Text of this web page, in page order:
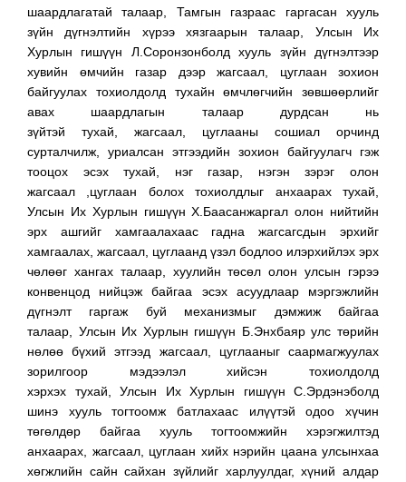
шаардлагатай талаар, Тамгын газраас гаргасан хууль
зүйн дүгнэлтийн хүрээ хязгаарын талаар, Улсын Их
Хурлын гишүүн Л.Соронзонболд хууль зүйн дүгнэлтээр
хувийн өмчийн газар дээр жагсаал, цуглаан зохион
байгуулах тохиолдолд тухайн өмчлөгчийн зөвшөөрлийг
авах шаардлагын талаар дурдсан нь
зүйтэй тухай, жагсаал, цуглааны сошиал орчинд
сурталчилж, уриалсан этгээдийн зохион байгуулагч гэж
тооцох эсэх тухай, нэг газар, нэгэн зэрэг олон
жагсаал ,цуглаан болох тохиолдлыг анхаарах тухай,
Улсын Их Хурлын гишүүн Х.Баасанжаргал олон нийтийн
эрх ашгийг хамгаалахаас гадна жагсагсдын эрхийг
хамгаалах, жагсаал, цуглаанд үзэл бодлоо илэрхийлэх эрх
чөлөөг хангах талаар, хуулийн төсөл олон улсын гэрээ
конвенцод нийцэж байгаа эсэх асуудлаар мэргэжлийн
дүгнэлт гаргаж буй механизмыг дэмжиж байгаа
талаар, Улсын Их Хурлын гишүүн Б.Энхбаяр улс төрийн
нөлөө бүхий этгээд жагсаал, цуглааныг саармагжуулах
зорилгоор мэдээлэл хийсэн тохиолдолд
хэрхэх тухай, Улсын Их Хурлын гишүүн С.Эрдэнэболд
шинэ хууль тогтоомж батлахаас илүүтэй одоо хүчин
төгөлдөр байгаа хууль тогтоомжийн хэрэгжилтэд
анхаарах, жагсаал, цуглаан хийх нэрийн цаана улсынхаа
хөгжлийн сайн сайхан зүйлийг харлуулдаг, хүний алдар